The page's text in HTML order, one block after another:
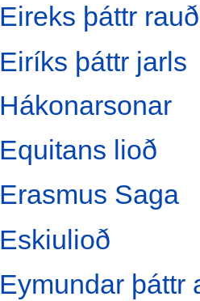
Eireks þáttr
Eiríks þáttr jarls
Hákonarsonar
Equitans lioð
Erasmus Saga
Eskiulioð
Eymundar þáttr